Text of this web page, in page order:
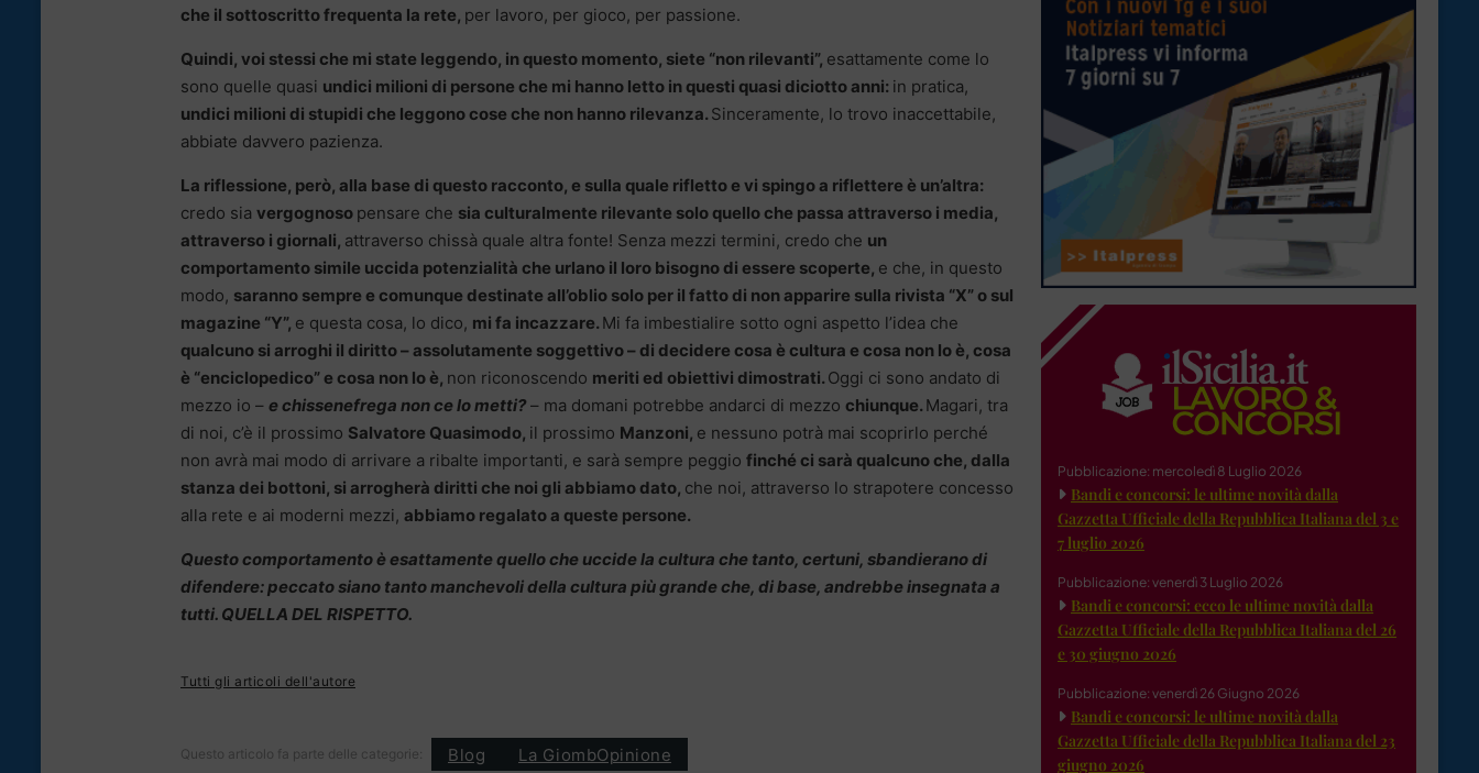
che il sottoscritto frequenta la rete, per lavoro, per gioco, per passione.
Quindi, voi stessi che mi state leggendo, in questo momento, siete “non rilevanti”, esattamente come lo
sono quelle quasi undici milioni di persone che mi hanno letto in questi quasi diciotto anni: in pratica,
undici milioni di stupidi che leggono cose che non hanno rilevanza. Sinceramente, lo trovo inaccettabile,
abbiate davvero pazienza.
La riflessione, però, alla base di questo racconto, e sulla quale rifletto e vi spingo a riflettere è un’altra:
credo sia vergognoso pensare che sia culturalmente rilevante solo quello che passa attraverso i media,
attraverso i giornali, attraverso chissà quale altra fonte! Senza mezzi termini, credo che un
comportamento simile uccida potenzialità che urlano il loro bisogno di essere scoperte, e che, in questo
modo, saranno sempre e comunque destinate all’oblio solo per il fatto di non apparire sulla rivista “X” o sul
magazine “Y”, e questa cosa, lo dico, mi fa incazzare. Mi fa imbestialire sotto ogni aspetto l’idea che
qualcuno si arroghi il diritto – assolutamente soggettivo – di decidere cosa è cultura e cosa non lo è, cosa
è “enciclopedico” e cosa non lo è, non riconoscendo meriti ed obiettivi dimostrati. Oggi ci sono andato di
mezzo io – e chissenefrega non ce lo metti? – ma domani potrebbe andarci di mezzo chiunque. Magari, tra
di noi, c’è il prossimo Salvatore Quasimodo, il prossimo Manzoni, e nessuno potrà mai scoprirlo perché
non avrà mai modo di arrivare a ribalte importanti, e sarà sempre peggio finché ci sarà qualcuno che, dalla
stanza dei bottoni, si arrogherà diritti che noi gli abbiamo dato, che noi, attraverso lo strapotere concesso
alla rete e ai moderni mezzi, abbiamo regalato a queste persone.
Questo comportamento è esattamente quello che uccide la cultura che tanto, certuni, sbandierano di
difendere: peccato siano tanto manchevoli della cultura più grande che, di base, andrebbe insegnata a
tutti. QUELLA DEL RISPETTO.
Tutti gli articoli dell'autore
Questo articolo fa parte delle categorie: Blog La GiombOpinione
Pubblicazione: mercoledì 8 Luglio 2026
Bandi e concorsi: le ultime novità dalla
Gazzetta Ufficiale della Repubblica Italiana del 3 e
7 luglio 2026
Pubblicazione: venerdì 3 Luglio 2026
Bandi e concorsi: ecco le ultime novità dalla
Gazzetta Ufficiale della Repubblica Italiana del 26
e 30 giugno 2026
Pubblicazione: venerdì 26 Giugno 2026
Bandi e concorsi: le ultime novità dalla
Gazzetta Ufficiale della Repubblica Italiana del 23
giugno 2026